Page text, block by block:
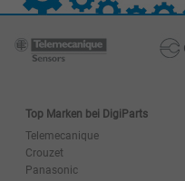
Top Marken bei DigiParts
Telemecanique
Crouzet
Panasonic